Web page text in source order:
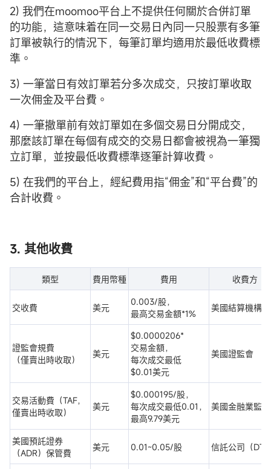
2) 我們在moomoo平台上不提供任何關於合併訂單
的功能，這意味着在同一交易日內同一只股票有多筆
訂單被執行的情況下，每筆訂單均適用於最低收費標
準。
3) 一筆當日有效訂單若分多次成交，只按訂單收取
一次佣金及平台費。
4) 一筆撤單前有效訂單如在多個交易日分開成交，
那麼該訂單在每個有成交的交易日都會被視為一筆獨
立訂單，並按最低收費標準逐筆計算收費。
5) 在我們的平台上，經紀費用指“佣金”和“平台費”的
合計收費。
3. 其他收費
類型 費用幣種 費用 收費方
交收費 美元
0.003/股，
最高交易金額*1%
美國結算機構等
證監會規費
（僅賣出時收取）
美元
$0.0000206*
交易金額，
每次成交最低
$0.01美元
美國證監會
交易活動費（TAF，
僅賣出時收取）
美元
$0.000195/股，
每次成交最低0.01，
最高9.79美元
美國金融業監
美國預託證券
（ADR）保管費
美元 0.01~0.05/股 信託公司（